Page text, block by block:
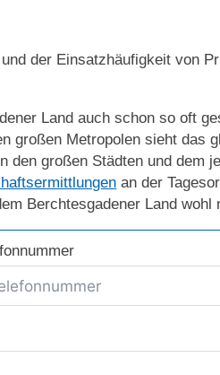
der Einsatzhäufigkeit von
Land auch schon so oft
großen Metropolen sieht das
den großen Städten und dem
an der
Berchtesgadener Land wohl